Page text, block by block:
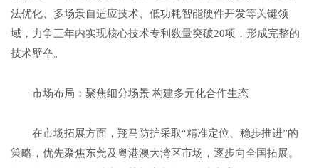
法优化、多场景自适应技术、低功耗智能硬件开发等关键领
域，力争三年内实现核心技术专利数量突破20项，形成完整的
技术壁垒。
市场布局：聚焦细分场景 构建多元化合作生态
在市场拓展方面，翔马防护采取“精准定位、稳步推进”的
策略，优先聚焦东莞及粤港澳大湾区市场，逐步向全国拓展。